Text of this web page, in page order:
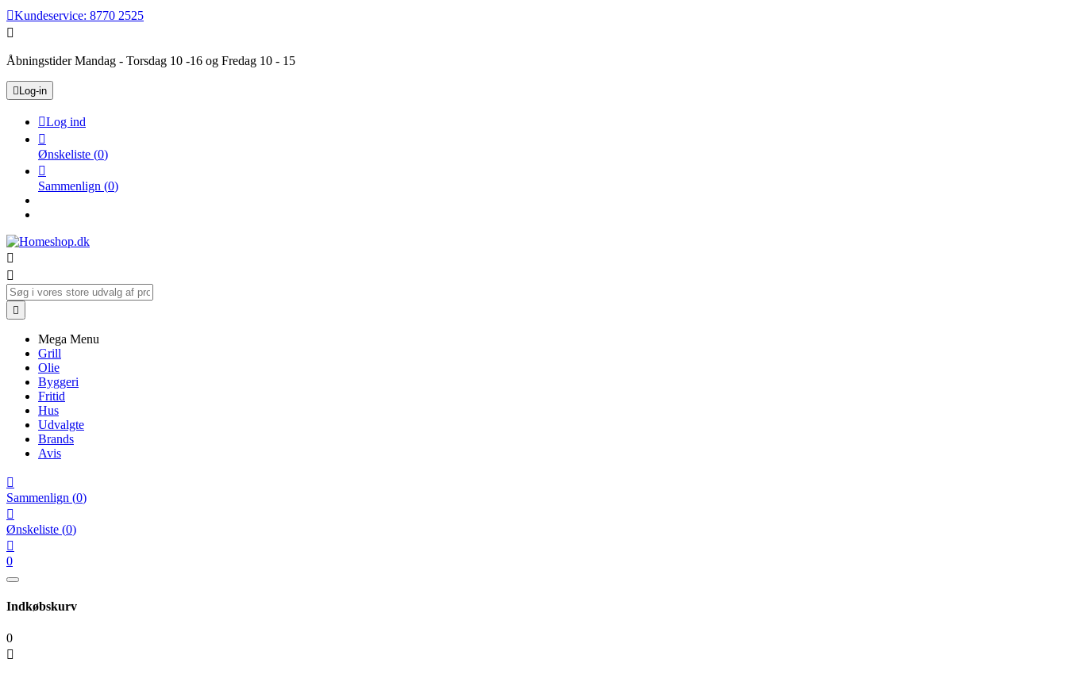
Kundeservice: 8770 2525

Åbningstider Mandag - Torsdag 10 -16 og Fredag 10 - 15
 Log-in
Log ind

Ønskeliste (0)

Sammenlign (0)



Mega Menu
Grill
Olie
Byggeri
Fritid
Hus
Udvalgte
Brands
Avis

Sammenlign (0)

Ønskeliste (0)

0
Indkøbskurv
0
